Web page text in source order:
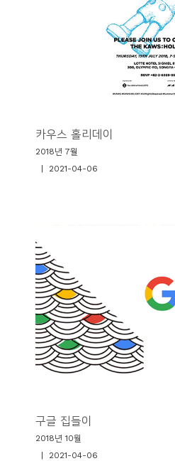
카우스 홀리데이
2018년 7월
| 2021-04-06
구글 집들이
2018년 10월
| 2021-04-06